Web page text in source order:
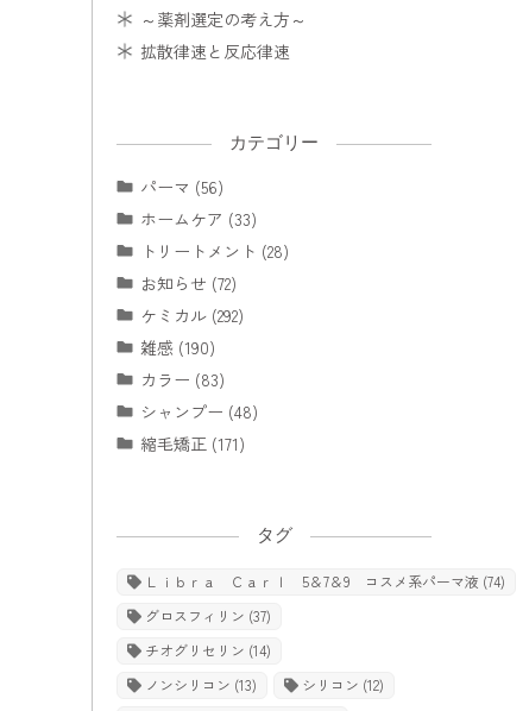
～薬剤選定の考え方～
拡散律速と反応律速
カテゴリー
パーマ (56)
ホームケア (33)
トリートメント (28)
お知らせ (72)
ケミカル (292)
雑感 (190)
カラー (83)
シャンプー (48)
縮毛矯正 (171)
タグ
Ｌｉｂｒａ Ｃａｒｌ 5＆7＆9 コスメ系パーマ液 (74)
グロスフィリン (37)
チオグリセリン (14)
ノンシリコン (13) シリコン (12)